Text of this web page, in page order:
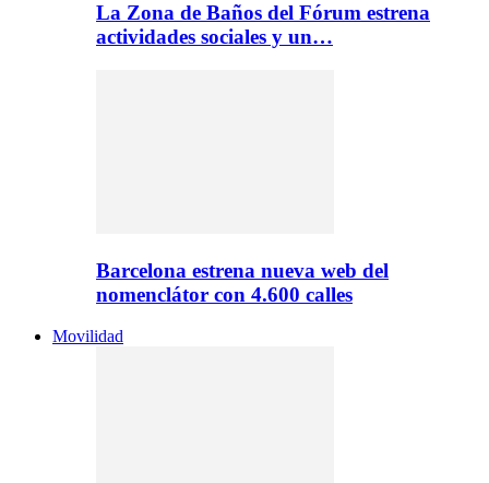
La Zona de Baños del Fórum estrena
actividades sociales y un…
Barcelona estrena nueva web del
nomenclátor con 4.600 calles
Movilidad